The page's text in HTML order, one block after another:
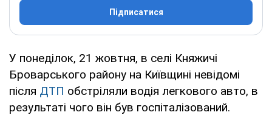
Підписатися
У понеділок, 21 жовтня, в селі Княжичі
Броварського району на Київщині невідомі
після ДТП обстріляли водія легкового авто, в
результаті чого він був госпіталізований.